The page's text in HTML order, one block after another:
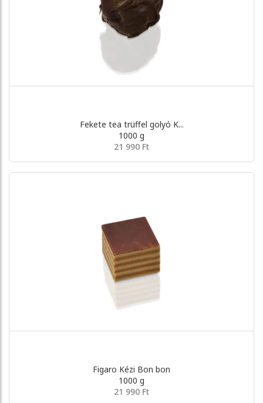
Fekete tea trüffel golyó K...
1000 g
21 990 Ft
Figaro Kézi Bon bon
1000 g
21 990 Ft